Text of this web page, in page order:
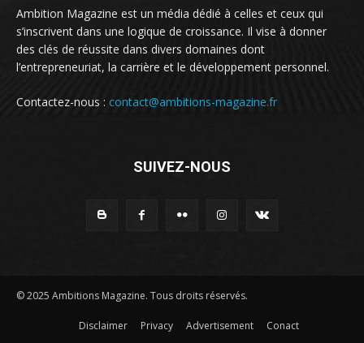
Ambition Magazine est un média dédié à celles et ceux qui
s’inscrivent dans une logique de croissance. Il vise à donner
des clés de réussite dans divers domaines dont
l’entrepreneuriat, la carrière et le développement personnel.
Contactez-nous : contact@ambitions-magazine.fr
SUIVEZ-NOUS
© 2025 Ambitions Magazine. Tous droits réservés.
Disclaimer Privacy Advertisement Conact